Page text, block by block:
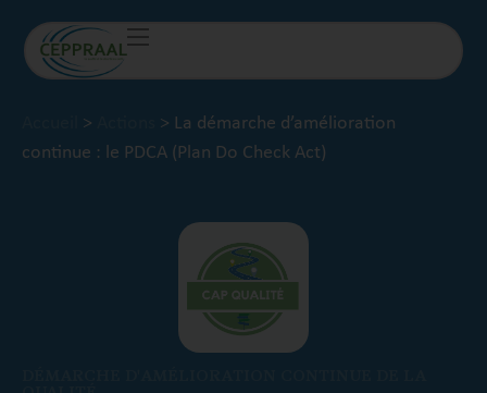
> > La démarche d’amélioration
continue : le PDCA (Plan Do Check Act)